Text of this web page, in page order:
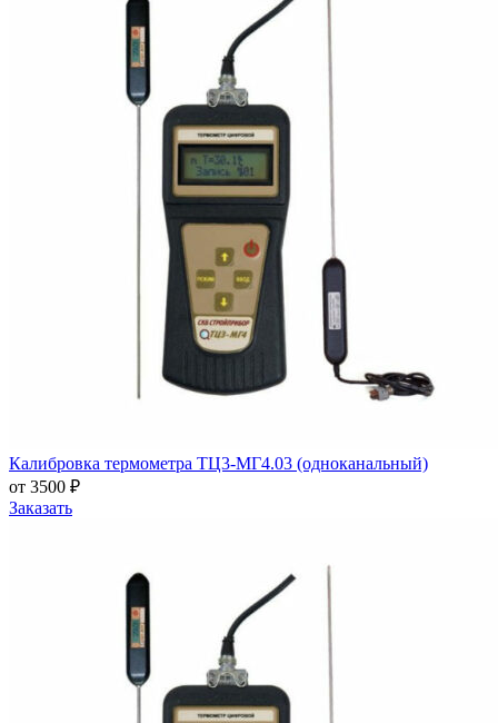
Калибровка термометра ТЦ3-МГ4.03 (одноканальный)
от 3500 ₽
Заказать